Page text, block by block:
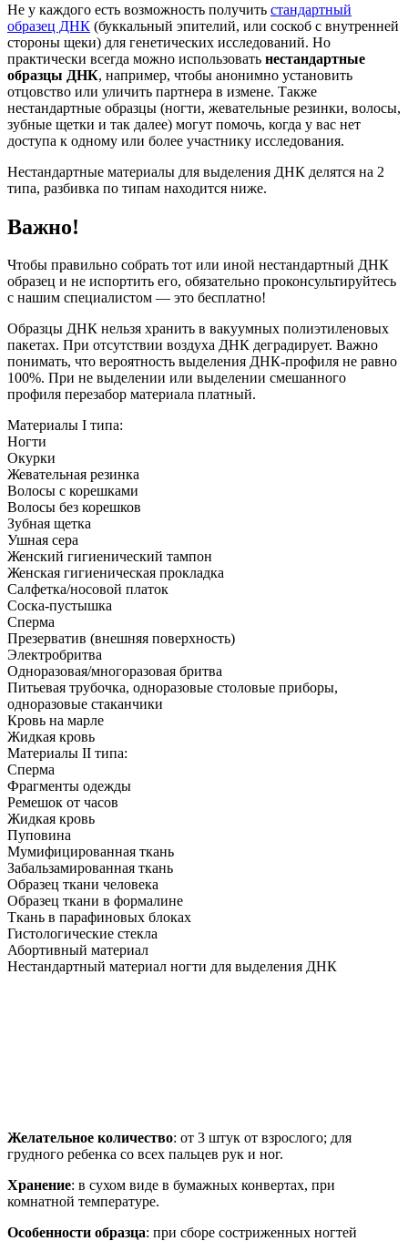
Не у каждого есть возможность получить стандартный
образец ДНК (буккальный эпителий, или соскоб с внутренней
стороны щеки) для генетических исследований. Но
практически всегда можно использовать нестандартные
образцы ДНК, например, чтобы анонимно установить
отцовство или уличить партнера в измене. Также
нестандартные образцы (ногти, жевательные резинки, волосы,
зубные щетки и так далее) могут помочь, когда у вас нет
доступа к одному или более участнику исследования.
Нестандартные материалы для выделения ДНК делятся на 2
типа, разбивка по типам находится ниже.
Важно!
Чтобы правильно собрать тот или иной нестандартный ДНК
образец и не испортить его, обязательно проконсультируйтесь
с нашим специалистом — это бесплатно!
Образцы ДНК нельзя хранить в вакуумных полиэтиленовых
пакетах. При отсутствии воздуха ДНК деградирует. Важно
понимать, что вероятность выделения ДНК-профиля не равно
100%. При не выделении или выделении смешанного
профиля перезабор материала платный.
Материалы I типа:
Ногти
Окурки
Жевательная резинка
Волосы с корешками
Волосы без корешков
Зубная щетка
Ушная сера
Женский гигиенический тампон
Женская гигиеническая прокладка
Салфетка/носовой платок
Соска-пустышка
Сперма
Презерватив (внешняя поверхность)
Электробритва
Одноразовая/многоразовая бритва
Питьевая трубочка, одноразовые столовые приборы,
одноразовые стаканчики
Кровь на марле
Жидкая кровь
Материалы II типа:
Сперма
Фрагменты одежды
Ремешок от часов
Жидкая кровь
Пуповина
Мумифицированная ткань
Забальзамированная ткань
Образец ткани человека
Образец ткани в формалине
Ткань в парафиновых блоках
Гистологические стекла
Абортивный материал
Нестандартный материал ногти для выделения ДНК
Желательное количество: от 3 штук от взрослого; для
грудного ребенка со всех пальцев рук и ног.
Хранение: в сухом виде в бумажных конвертах, при
комнатной температуре.
Особенности образца: при сборе состриженных ногтей